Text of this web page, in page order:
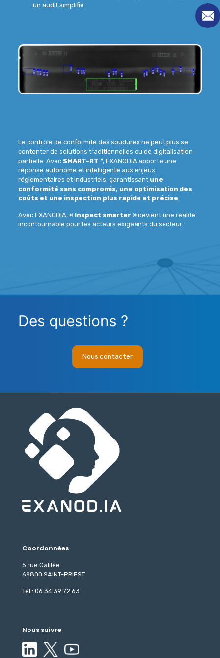
un audit simplifié.
Le contrôle de conformité des soudures ne peut plus se
contenter de solutions traditionnelles ou de digitalisation
partielle. Avec SMART-RT™, EXANODIA apporte une
réponse autonome et intelligente aux enjeux
réglementaires et industriels, garantissant une
conformité sans compromis, une optimisation des
coûts et une inspection plus rapide et précise
Avec EXANODIA, « Inspect smarter »devient une réalité
incontournable pour les acteurs exigeants du secteur.
Des questions ?
Nous contacter
Coordonnées
5 rue Galilée
69800 SAINT-PRIEST
Tél : 06 34 39 72 63
Nous suivre